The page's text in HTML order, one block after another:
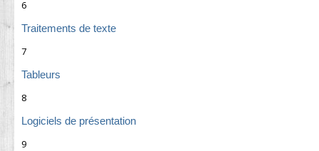
6
Traitements de texte
7
Tableurs
8
Logiciels de présentation
9